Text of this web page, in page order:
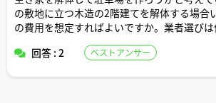
の敷地に立つ木造の2階建てを解体する場合
の費用を想定すればよいですか。業者選び
回答 : 2
ベストアンサー